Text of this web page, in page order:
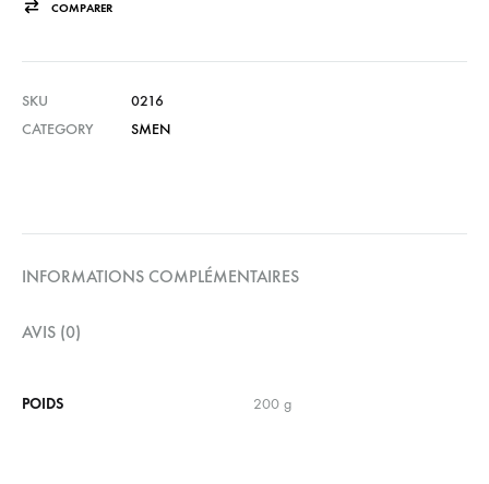
COMPARER
SKU
0216
CATEGORY
SMEN
INFORMATIONS COMPLÉMENTAIRES
AVIS (0)
POIDS 200 g